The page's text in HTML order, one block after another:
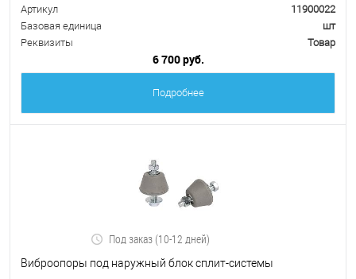
Артикул
11900022
Базовая единица
шт
Реквизиты
Товар
6 700 руб.
Подробнее
Под заказ (10-12 дней)
Виброопоры под наружный блок сплит-системы